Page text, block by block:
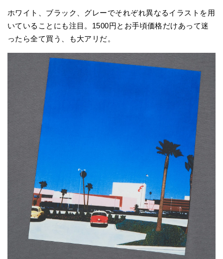
ホワイト、ブラック、グレーでそれぞれ異なるイラストを用
いていることにも注目。1500円とお手頃価格だけあって迷
ったら全て買う、も大アリだ。